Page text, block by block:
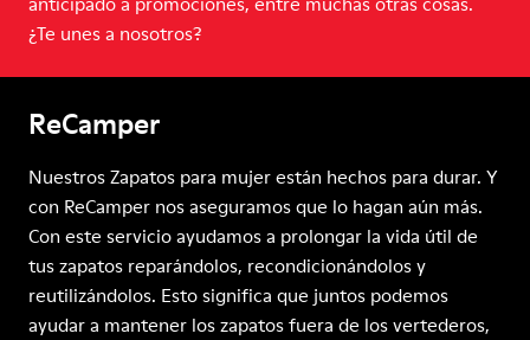
¿Te unes a nosotros?
ReCamper
Nuestros Zapatos para mujer están hechos para durar. Y
con ReCamper nos aseguramos que lo hagan aún más.
Con este servicio ayudamos a prolongar la vida útil de
tus zapatos reparándolos, recondicionándolos y
reutilizándolos. Esto significa que juntos podemos
ayudar a mantener los zapatos fuera de los vertederos,